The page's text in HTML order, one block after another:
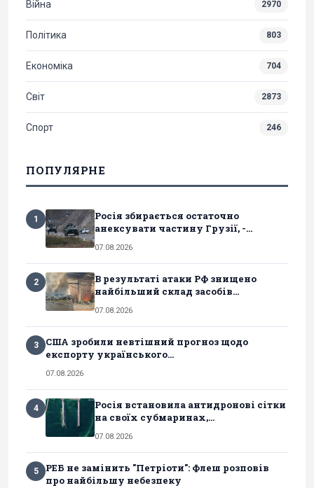
Війна 2970
Політика 803
Економіка 704
Світ 2873
Спорт 246
ПОПУЛЯРНЕ
1
Росія збирається остаточно
анексувати частину Грузії, -...
07.08.2026
2
В результаті атаки РФ знищено
найбільший склад засобів...
07.08.2026
3
США зробили невтішний прогноз щодо
експорту українського...
07.08.2026
4
Росія встановила антидронові сітки
на своїх субмаринах,...
07.08.2026
5
РЕБ не замінить "Петріоти": Флеш розповів
про найбільшу небезпеку